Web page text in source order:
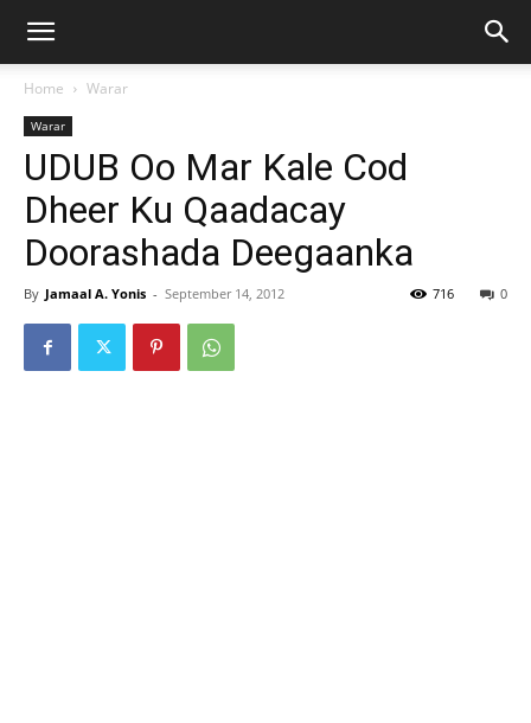
Home Warar
Warar
UDUB Oo Mar Kale Cod
Dheer Ku Qaadacay
Doorashada Deegaanka
By Jamaal A. Yonis - September 14, 2012 0
716